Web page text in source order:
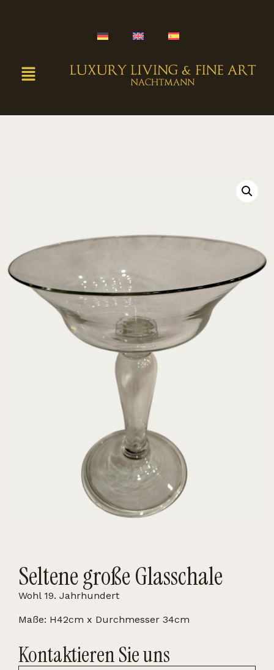
Seltene große Glasschale
Wohl 19. Jahrhundert
Maße: H42cm x Durchmesser 34cm
Kontaktieren Sie uns